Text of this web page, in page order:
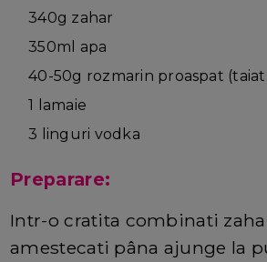
340g zahar
350ml apa
40-50g rozmarin proaspat
1 lamaie
3 linguri vodka
Preparare:
Intr-o cratita combinati
amestecati pâna ajunge la